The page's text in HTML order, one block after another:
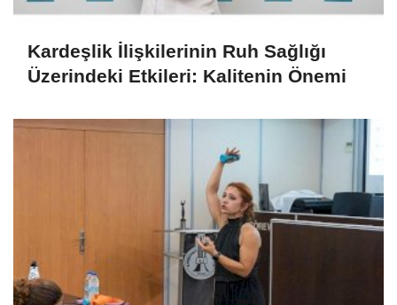
Kardeşlik İlişkilerinin Ruh Sağlığı
Üzerindeki Etkileri: Kalitenin Önemi